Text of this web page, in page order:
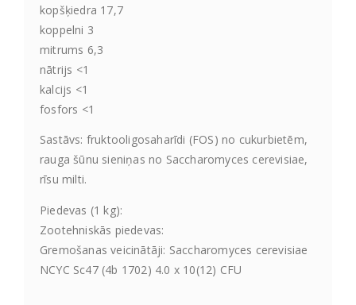
kopšķiedra 17,7
koppelni 3
mitrums 6,3
nātrijs <1
kalcijs <1
fosfors <1
Sastāvs: fruktooligosaharīdi (FOS) no cukurbietēm,
rauga šūnu sieniņas no Saccharomyces cerevisiae,
rīsu milti.
Piedevas (1 kg):
Zootehniskās piedevas:
Gremošanas veicinātāji: Saccharomyces cerevisiae
NCYC Sc47 (4b 1702) 4.0 x 10(12) CFU